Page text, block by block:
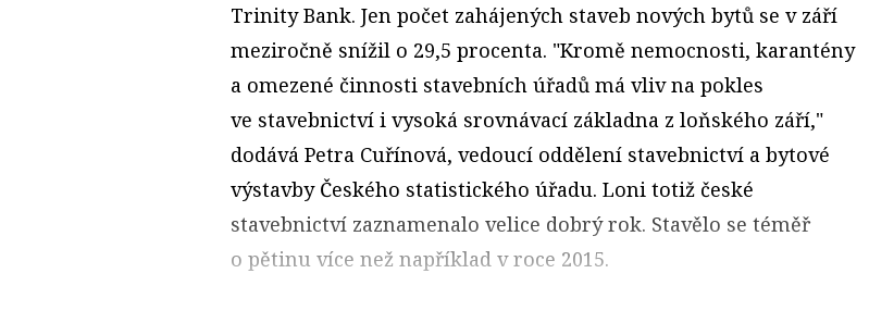
Trinity Bank. Jen počet zahájených staveb nových bytů se v září
meziročně snížil o 29,5 procenta. "Kromě nemocnosti, karantény
a omezené činnosti stavebních úřadů má vliv na pokles
ve stavebnictví i vysoká srovnávací základna z loňského září,"
dodává Petra Cuřínová, vedoucí oddělení stavebnictví a bytové
výstavby Českého statistického úřadu. Loni totiž české
stavebnictví zaznamenalo velice dobrý rok. Stavělo se téměř
o pětinu více než například v roce 2015.